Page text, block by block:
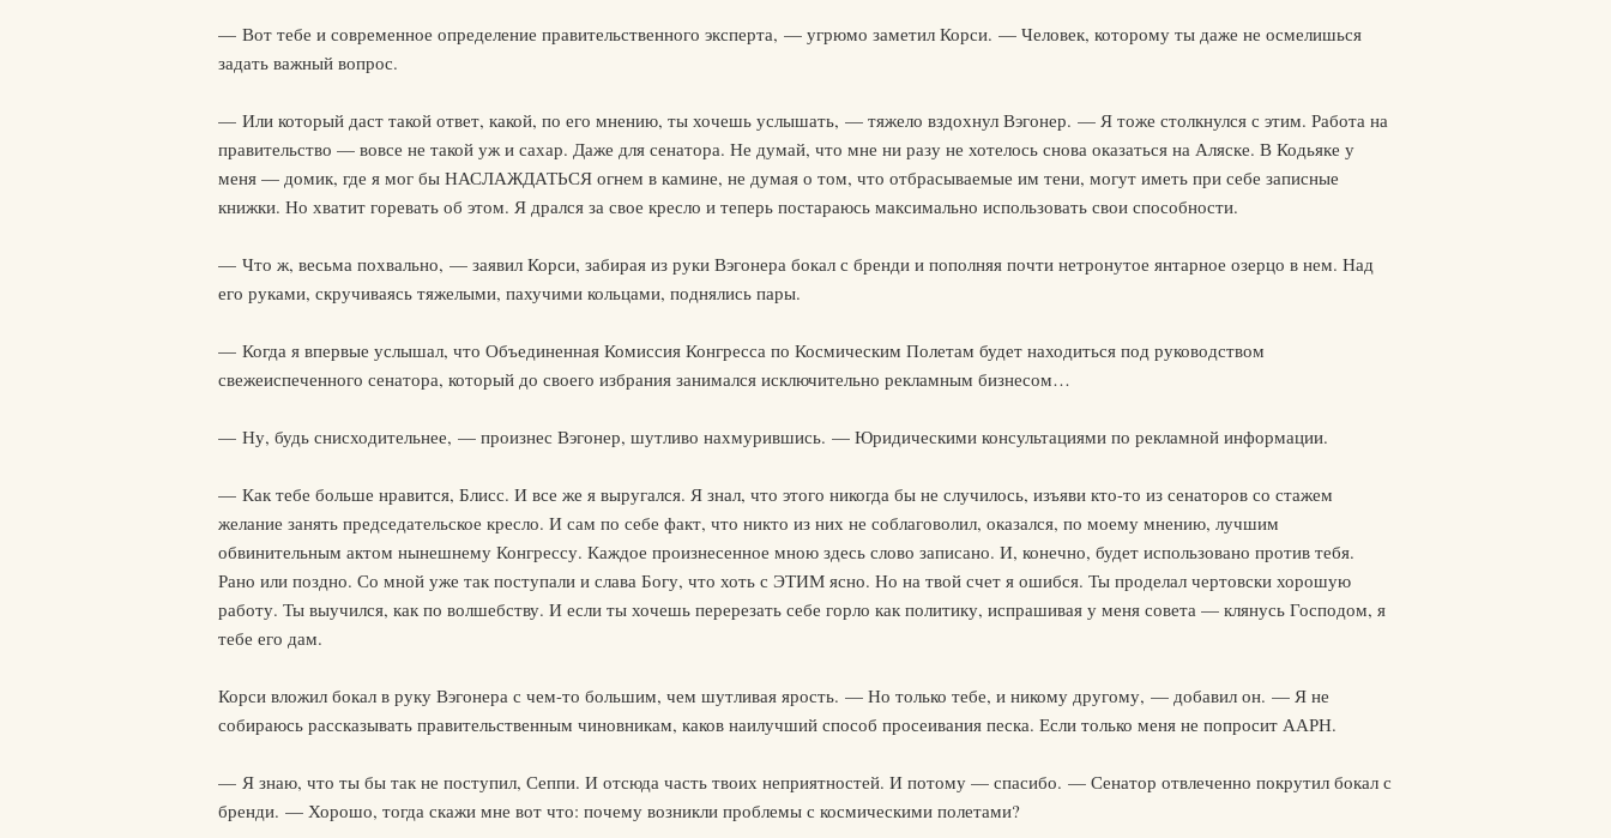
— Вот тебе и современное определение правительственного эксперта, — угрюмо заметил Корси. — Человек, которому ты даже не осмелишься
задать важный вопрос.
— Или который даст такой ответ, какой, по его мнению, ты хочешь услышать, — тяжело вздохнул Вэгонер. — Я тоже столкнулся с этим. Работа на
правительство — вовсе не такой уж и сахар. Даже для сенатора. Не думай, что мне ни разу не хотелось снова оказаться на Аляске. В Кодьяке у
меня — домик, где я мог бы НАСЛАЖДАТЬСЯ огнем в камине, не думая о том, что отбрасываемые им тени, могут иметь при себе записные
книжки. Но хватит горевать об этом. Я дрался за свое кресло и теперь постараюсь максимально использовать свои способности.
— Что ж, весьма похвально, — заявил Корси, забирая из руки Вэгонера бокал с бренди и пополняя почти нетронутое янтарное озерцо в нем. Над
его руками, скручиваясь тяжелыми, пахучими кольцами, поднялись пары.
— Когда я впервые услышал, что Объединенная Комиссия Конгресса по Космическим Полетам будет находиться под руководством
свежеиспеченного сенатора, который до своего избрания занимался исключительно рекламным бизнесом…
— Ну, будь снисходительнее, — произнес Вэгонер, шутливо нахмурившись. — Юридическими консультациями по рекламной информации.
— Как тебе больше нравится, Блисс. И все же я выругался. Я знал, что этого никогда бы не случилось, изъяви кто-то из сенаторов со стажем
желание занять председательское кресло. И сам по себе факт, что никто из них не соблаговолил, оказался, по моему мнению, лучшим
обвинительным актом нынешнему Конгрессу. Каждое произнесенное мною здесь слово записано. И, конечно, будет использовано против тебя.
Рано или поздно. Со мной уже так поступали и слава Богу, что хоть с ЭТИМ ясно. Но на твой счет я ошибся. Ты проделал чертовски хорошую
работу. Ты выучился, как по волшебству. И если ты хочешь перерезать себе горло как политику, испрашивая у меня совета — клянусь Господом, я
тебе его дам.
Корси вложил бокал в руку Вэгонера с чем-то большим, чем шутливая ярость. — Но только тебе, и никому другому, — добавил он. — Я не
собираюсь рассказывать правительственным чиновникам, каков наилучший способ просеивания песка. Если только меня не попросит ААРН.
— Я знаю, что ты бы так не поступил, Сеппи. И отсюда часть твоих неприятностей. И потому — спасибо. — Сенатор отвлеченно покрутил бокал с
бренди. — Хорошо, тогда скажи мне вот что: почему возникли проблемы с космическими полетами?